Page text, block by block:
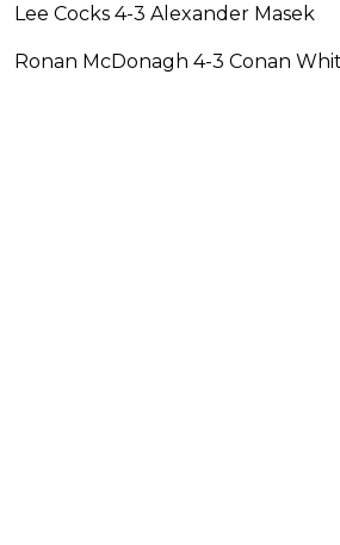
Lee Cocks 4-3 Alexander Masek
Ronan McDonagh 4-3 Conan